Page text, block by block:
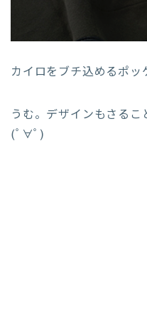
カイロをブチ込めるポッ
うむ。デザインもさる
(ﾟ∀ﾟ)